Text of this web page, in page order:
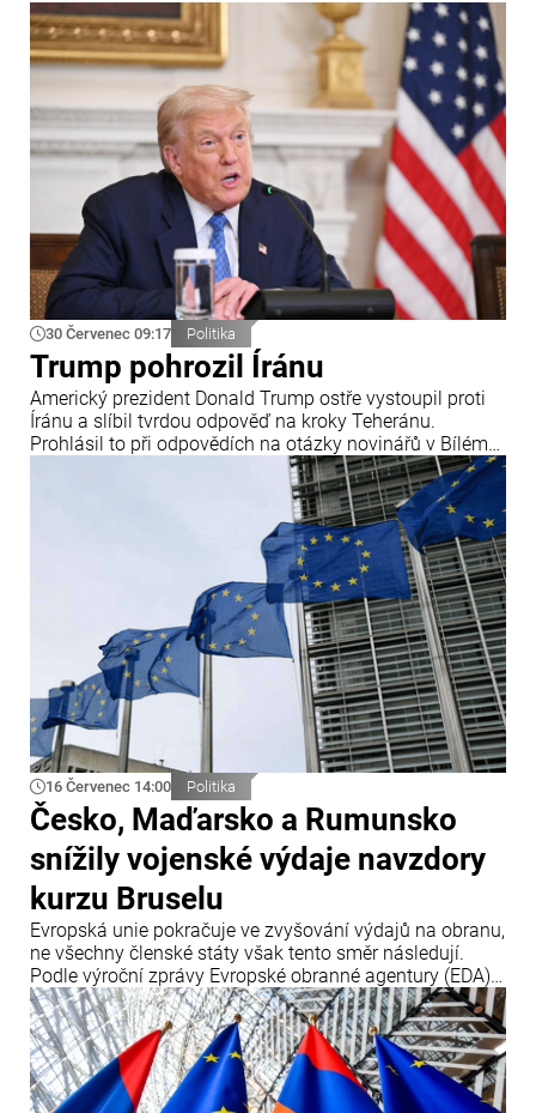
30 Červenec 09:17 Politika
Trump pohrozil Íránu
Americký prezident Donald Trump ostře vystoupil proti
Íránu a slíbil tvrdou odpověď na kroky Teheránu.
Prohlásil to při odpovědích na otázky novinářů v Bílém
domě. Podle amerického prezidenta jsou Spojené státy
připraveny zasadit Íránu „velmi silný úder“.
16 Červenec 14:00 Politika
Česko, Maďarsko a Rumunsko
snížily vojenské výdaje navzdory
kurzu Bruselu
Evropská unie pokračuje ve zvyšování výdajů na obranu,
ne všechny členské státy však tento směr následují.
Podle výroční zprávy Evropské obranné agentury (EDA)
tři členské země – Česko, Maďarsko a Rumunsko – v
roce 2025 své obranné výdaje snížily, přestože Brusel
prosazuje jejich další navyšování.